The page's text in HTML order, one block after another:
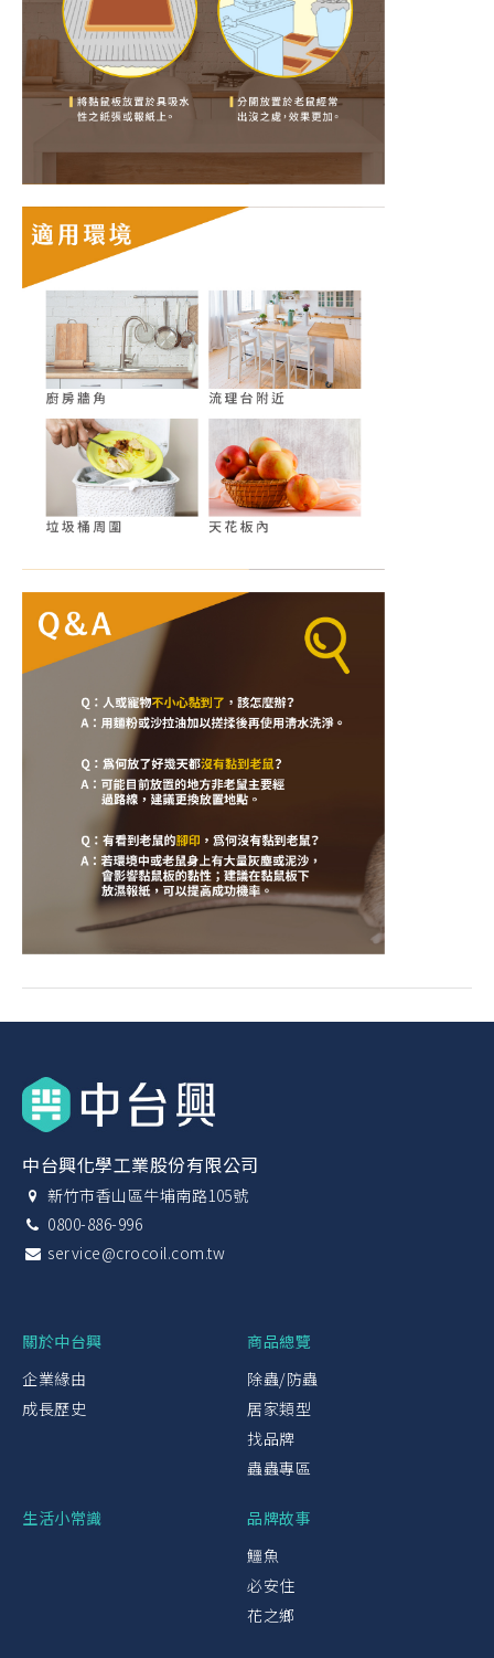
中台興化學工業股份有限公司
新竹市香山區牛埔南路105號
0800-886-996
service@crocoil.com.tw
關於中台興
企業緣由
成長歷史
商品總覽
除蟲/防蟲
居家類型
找品牌
蟲蟲專區
生活小常識
品牌故事
鱷魚
必安住
花之鄉